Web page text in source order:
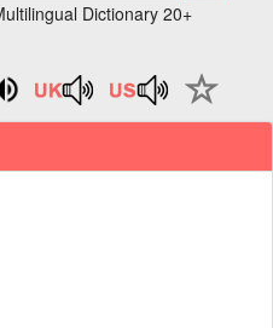
Dictionary 20+